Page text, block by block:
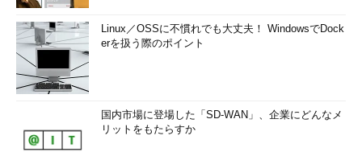
Linux／OSSに不慣れでも大丈夫！ WindowsでDock
erを扱う際のポイント
国内市場に登場した「SD-WAN」、企業にどんなメ
リットをもたらすか